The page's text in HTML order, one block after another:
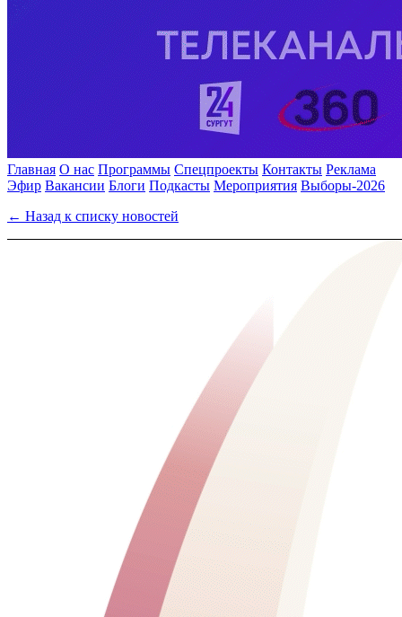
Главная О нас Программы Спецпроекты Контакты Реклама
Эфир Вакансии Блоги Подкасты Мероприятия Выборы-2026
← Назад к списку новостей